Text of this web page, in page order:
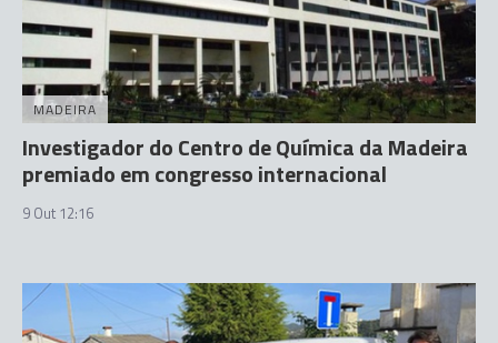
MADEIRA
Investigador do Centro de Química da Madeira
premiado em congresso internacional
9 Out 12:16